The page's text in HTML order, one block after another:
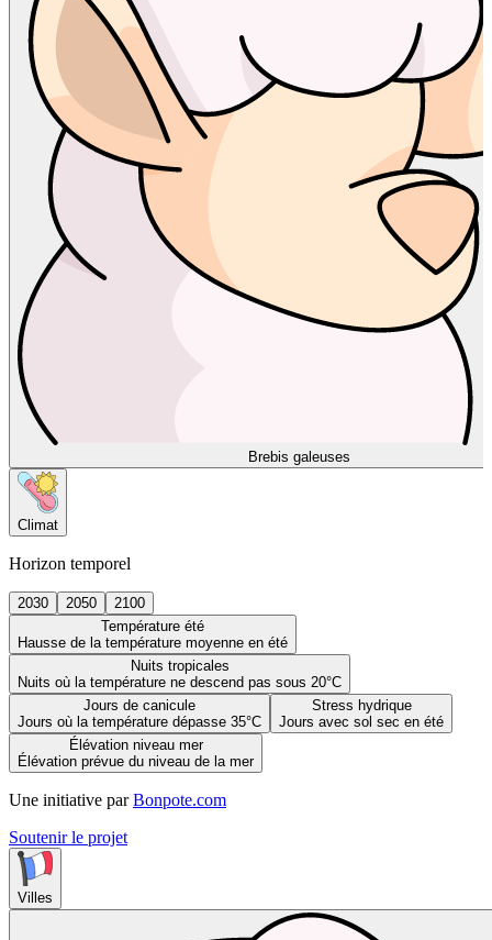
Brebis galeuses
Climat
Horizon temporel
2030 2050
2100
Température été
Hausse de la température moyenne en été
Nuits tropicales
Nuits où la température ne descend pas sous 20°C
Jours de canicule
Jours où la température dépasse 35°C
Stress hydrique
Jours avec sol sec en été
Élévation niveau mer
Élévation prévue du niveau de la mer
Une initiative par Bonpote.com
Soutenir le projet
Villes